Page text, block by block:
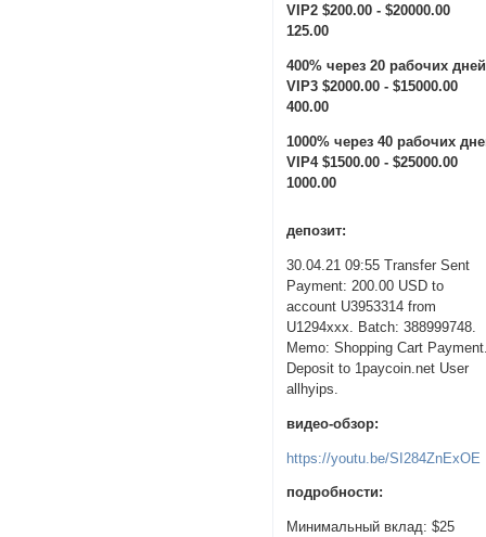
VIP2 $200.00 - $20000.00
125.00
400% через 20 рабочих дней
VIP3 $2000.00 - $15000.00
400.00
1000% через 40 рабочих
VIP4 $1500.00 - $25000.00
1000.00
депозит:
30.04.21 09:55 Transfer Sent
Payment: 200.00 USD to
account U3953314 from
U1294xxx. Batch: 388999748.
Memo: Shopping Cart
Deposit to 1paycoin.net User
allhyips.
видео-обзор:
https://youtu.be/SI284ZnExOE
подробности:
Минимальный вклад: $25